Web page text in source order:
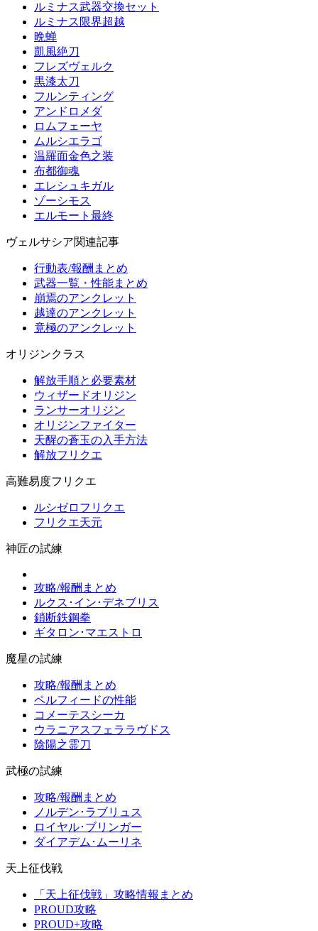
ルミナス武器交換セット
ルミナス限界超越
晩蝉
凱風絶刀
フレズヴェルク
黒漆太刀
フルンティング
アンドロメダ
ロムフェーヤ
ムルシエラゴ
温羅面金色之装
布都御魂
エレシュキガル
ゾーシモス
エルモート最終
ヴェルサシア関連記事
行動表/報酬まとめ
武器一覧・性能まとめ
崩焉のアンクレット
越達のアンクレット
竟極のアンクレット
オリジンクラス
解放手順と必要素材
ウィザードオリジン
ランサーオリジン
オリジンファイター
天醒の蒼玉の入手方法
解放フリクエ
高難易度フリクエ
ルシゼロフリクエ
フリクエ天元
神匠の試練
攻略/報酬まとめ
ルクス･イン･デネブリス
鎖断鉄鋼拳
ギタロン･マエストロ
魔星の試練
攻略/報酬まとめ
ペルフィードの性能
コメーテスシーカ
ウラニアスフェララヴドス
陰陽之霊刀
武極の試練
攻略/報酬まとめ
ノルデン･ラブリュス
ロイヤル･ブリンガー
ダイアデム･ムーリネ
天上征伐戦
「天上征伐戦」攻略情報まとめ
PROUD攻略
PROUD+攻略